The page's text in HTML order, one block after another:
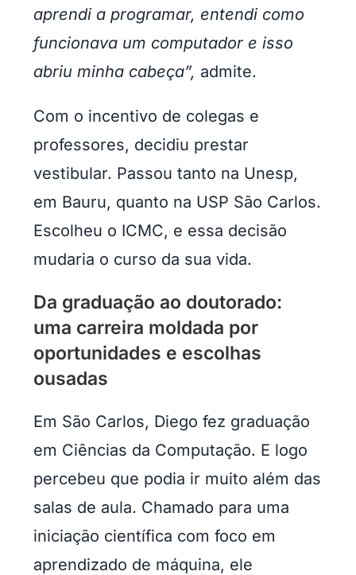
aprendi a programar, entendi como
funcionava um computador e isso
abriu minha cabeça”, admite.
Com o incentivo de colegas e
professores, decidiu prestar
vestibular. Passou tanto na Unesp,
em Bauru, quanto na USP São Carlos.
Escolheu o ICMC, e essa decisão
mudaria o curso da sua vida.
Da graduação ao doutorado:
uma carreira moldada por
oportunidades e escolhas
ousadas
Em São Carlos, Diego fez graduação
em Ciências da Computação. E logo
percebeu que podia ir muito além das
salas de aula. Chamado para uma
iniciação científica com foco em
aprendizado de máquina, ele